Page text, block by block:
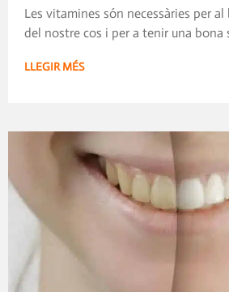
Les vitamines són necessàries per
del nostre cos i per a tenir una bona
LLEGIR MÉS